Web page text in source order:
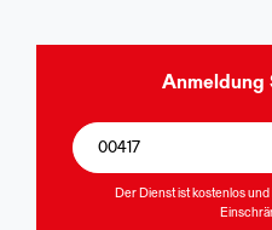
Anmeldung
Der Dienst ist kostenlos